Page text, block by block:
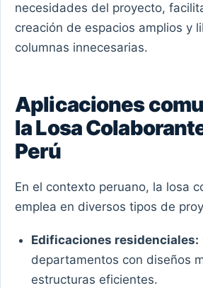
necesidades del proyecto,
creación de espacios amplios y
columnas innecesarias.
Aplicaciones
la Losa
Perú
En el contexto peruano, la losa
emplea en diversos tipos de
Edificaciones residenciales:
departamentos con diseños
estructuras eficientes.